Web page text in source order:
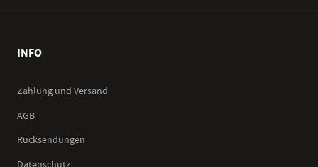
INFO
Zahlung und Versand
AGB
Rücksendungen